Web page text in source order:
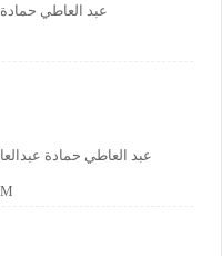
عبد العاطي
عبد العاطي حمادة